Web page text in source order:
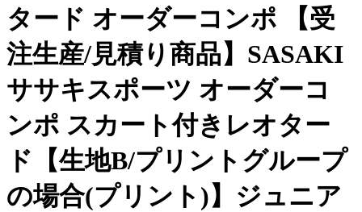
タード オーダーコンポ 【受
注生産/見積り商品】SASAKI
ササキスポーツ オーダーコ
ンポ スカート付きレオター
ド【生地B/プリントグループ
の場合(プリント)】ジュニア